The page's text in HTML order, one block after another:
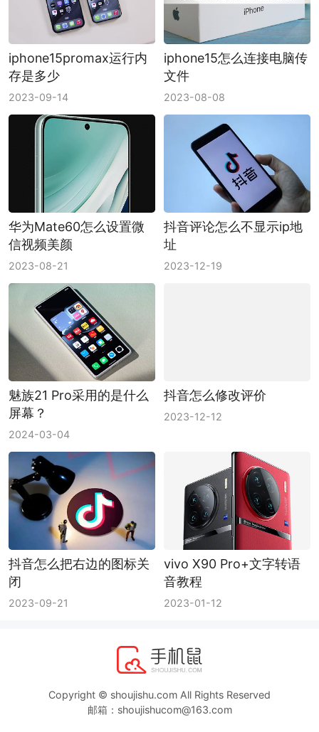
iphone15promax运行内
存是多少
2023-09-14
iphone15怎么连接电脑传
文件
2023-08-08
华为Mate60怎么设置微
信视频美颜
2023-08-21
抖音评论怎么不显示ip地
址
2023-12-19
魅族21 Pro采用的是什么
屏幕？
2024-03-04
抖音怎么修改评价
2023-12-12
抖音怎么把右边的图标关
闭
2023-09-21
vivo X90 Pro+文字转语
音教程
2023-01-12
Copyright © shoujishu.com All Rights Reserved
邮箱：shoujishucom@163.com